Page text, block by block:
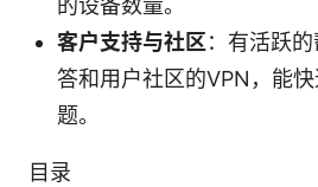
的设备数量。
客户支持与社区：有活跃
答和用户社区的VPN，能
题。
目录